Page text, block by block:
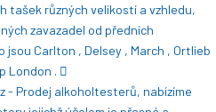
tašek různých velikostí a vzhledu,
zavazadel od předních
Carlton , Delsey , March , Ortlieb
London .
- Prodej alkoholtesterů, nabízíme